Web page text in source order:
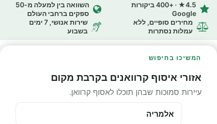
4.5★ · +400 ביקורות
Google
השוואה בין למעלה מ-50
ספקים ברחבי העולם
מחירים סופיים, ללא
עמלות נסתרות
שירות אנושי, 7 ימים
בשבוע
המשיכו בחיפוש
אזורי איסוף קרוואנים בקרבת מקום
עיירות סמוכות שבהן תוכלו לאסוף קרוואן.
אלמריה